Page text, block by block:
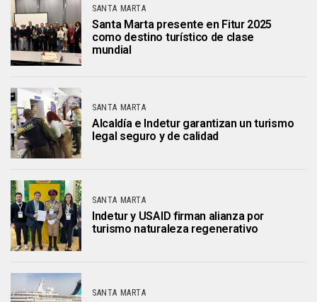
SANTA MARTA
Santa Marta presente en Fitur 2025
como destino turístico de clase
mundial
SANTA MARTA
Alcaldía e Indetur garantizan un turismo
legal seguro y de calidad
SANTA MARTA
Indetur y USAID firman alianza por
turismo naturaleza regenerativo
SANTA MARTA